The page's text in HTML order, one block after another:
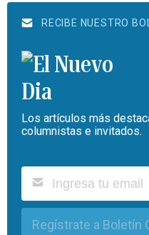
RECIBE NUESTRO
Los artículos más
columnistas e invitados.
Regístrate a Boletín